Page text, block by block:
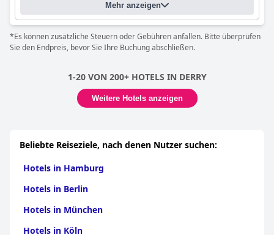
Mehr anzeigen
*Es können zusätzliche Steuern oder Gebühren anfallen. Bitte überprüfen
Sie den Endpreis, bevor Sie Ihre Buchung abschließen.
1-20 VON 200+ HOTELS IN DERRY
Weitere Hotels anzeigen
Beliebte Reiseziele, nach denen Nutzer suchen:
Hotels in Hamburg
Hotels in Berlin
Hotels in München
Hotels in Köln